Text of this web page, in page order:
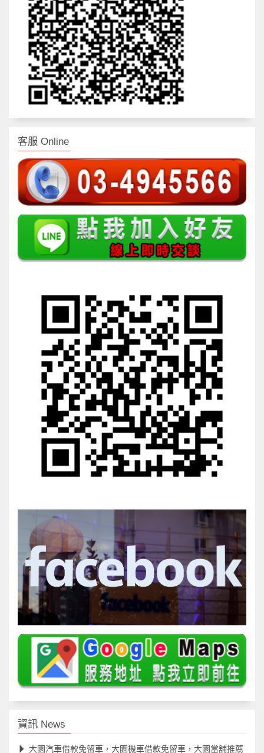
客服 Online
資訊 News
大園汽車借款免留車，大園機車借款免留車，大園當舖推薦